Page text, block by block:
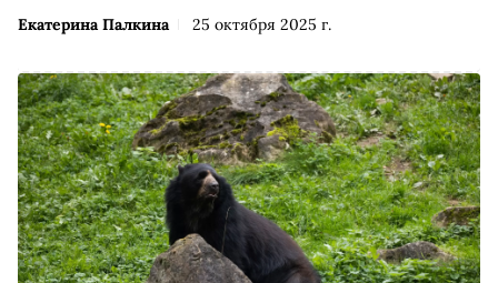
Екатерина Палкина 25 октября 2025 г.